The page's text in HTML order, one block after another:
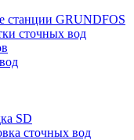
станции GRUNDFOS
сточных вод
SD
сточных вод